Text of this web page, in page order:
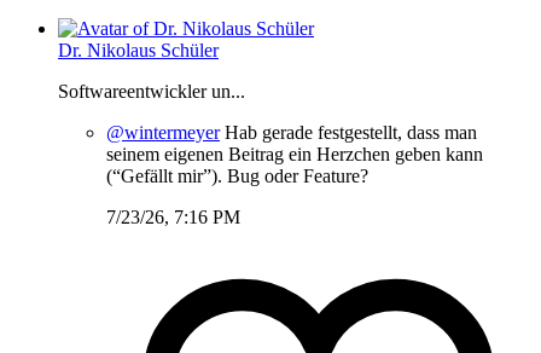
Dr. Nikolaus Schüler
Softwareentwickler un...
@wintermeyerHab gerade festgestellt, dass man
seinem eigenen Beitrag ein Herzchen geben kann
(“Gefällt mir”). Bug oder Feature?
7/23/26, 7:16 PM